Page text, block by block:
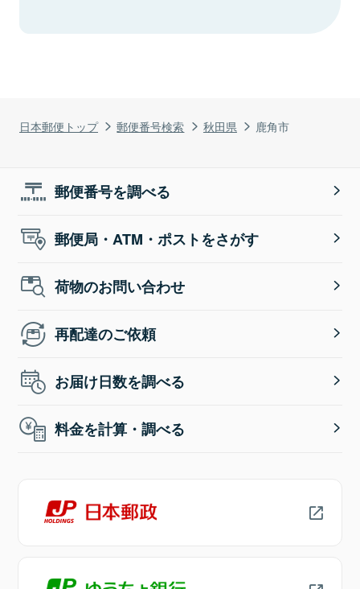
日本郵便トップ 郵便番号検索 秋田県 鹿角市
郵便番号を調べる
郵便局・ATM・ポストをさがす
荷物のお問い合わせ
再配達のご依頼
お届け日数を調べる
料金を計算・調べる